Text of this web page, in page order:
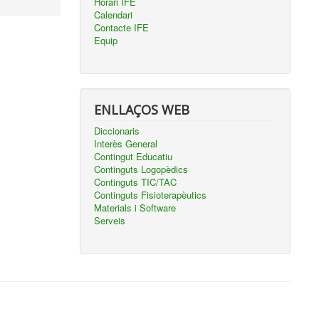
Calendari
Contacte IFE
Equip
ENLLAÇOS WEB
Diccionaris
Interès General
Contingut Educatiu
Continguts Logopèdics
Continguts TIC/TAC
Continguts Fisioterapèutics
Materials i Software
Serveis